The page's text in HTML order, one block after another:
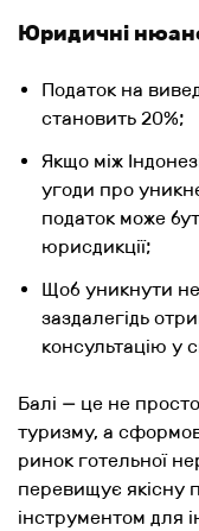
Юридичні
Податок на
становить 20%;
Якщо між
угоди про
податок може
юрисдикції;
Щоб уникнути
заздалегідь
консультацію у
Балі — це не
туризму, а
ринок готельної
перевищує якісну
інструментом для